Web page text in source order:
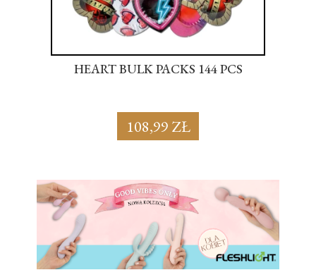
HEART BULK PACKS 144 PCS
108,99 ZŁ